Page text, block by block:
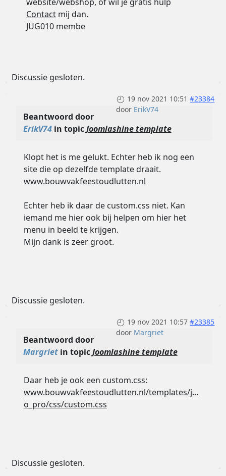
Contactmij dan.
JUG010 membe
Discussie gesloten.
19 nov 2021 10:51 #23384
door ErikV74
Beantwoord door
ErikV74in topicJoomlashine template
Klopt het is me gelukt. Echter heb ik nog een
site die op dezelfde template draait.
www.bouwvakfeestoudlutten.nl
Echter heb ik daar de custom.css niet. Kan
iemand me hier ook bij helpen om hier het
menu in beeld te krijgen.
Mijn dank is zeer groot.
Discussie gesloten.
19 nov 2021 10:57 #23385
door Margriet
Beantwoord door
Margrietin topicJoomlashine template
Daar heb je ook een custom.css:
www.bouwvakfeestoudlutten.nl/templates/j...
o_pro/css/custom.css
Discussie gesloten.